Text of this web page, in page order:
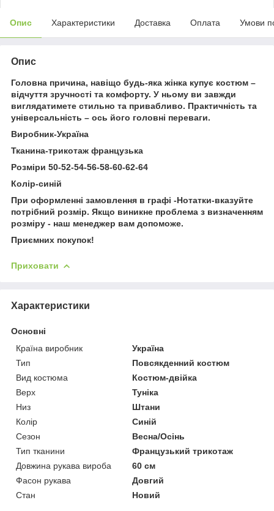
Опис Характеристики Доставка Оплата Умови
Опис
Головна причина, навіщо будь-яка жінка купує костюм –
відчуття зручності та комфорту. У ньому ви завжди
виглядатимете стильно та привабливо. Практичність та
універсальність – ось його головні переваги.
Виробник-Україна
Тканина-трикотаж французька
Розміри 50-52-54-56-58-60-62-64
Колір-синій
При оформленні замовлення в графі -Нотатки-вказуйте
потрібний розмір. Якщо виникне проблема з визначенням
розміру - наш менеджер вам допоможе.
Приємних покупок!
Приховати
Характеристики
Основні
Країна виробник
Україна
Тип
Повсякденний костюм
Вид костюма
Костюм-двійка
Верх
Туніка
Низ
Штани
Колір
Синій
Сезон
Весна/Осінь
Тип тканини
Французький трикотаж
Довжина рукава вироба
60 см
Фасон рукава
Довгий
Стан
Новий